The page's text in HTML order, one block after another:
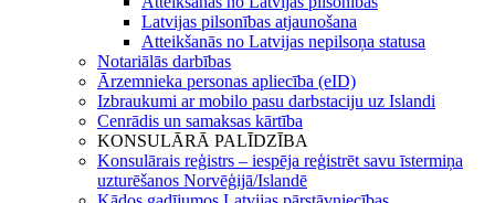
Latvijas pilsonības atjaunošana
Atteikšanās no Latvijas nepilsoņa statusa
Notariālās darbības
Ārzemnieka personas apliecība (eID)
Izbraukumi ar mobilo pasu darbstaciju uz Islandi
Cenrādis un samaksas kārtība
KONSULĀRĀ PALĪDZĪBA
Konsulārais reģistrs – iespēja reģistrēt savu īstermiņa
uzturēšanos Norvēģijā/Islandē